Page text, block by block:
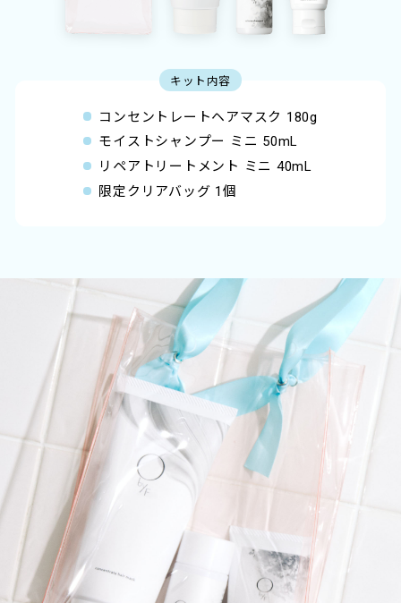
キット内容
コンセントレートヘアマスク 180g
モイストシャンプー ミニ 50mL
リペアトリートメント ミニ 40mL
限定クリアバッグ 1個